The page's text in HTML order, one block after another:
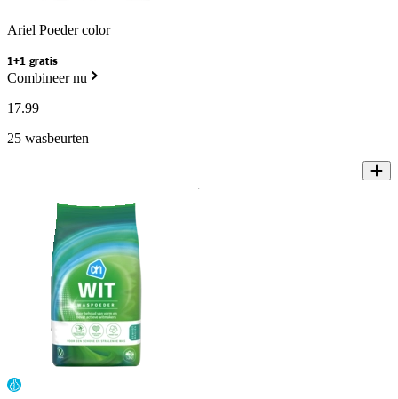
Ariel Poeder color
1+1 gratis
Combineer nu
17.99
25 wasbeurten